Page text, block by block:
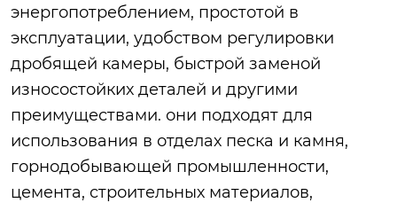
энергопотреблением, простотой в
эксплуатации, удобством регулировки
дробящей камеры, быстрой заменой
износостойких деталей и другими
преимуществами. они подходят для
использования в отделах песка и камня,
горнодобывающей промышленности,
цемента, строительных материалов,